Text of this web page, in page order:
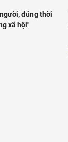
đúng thời
xã hội"